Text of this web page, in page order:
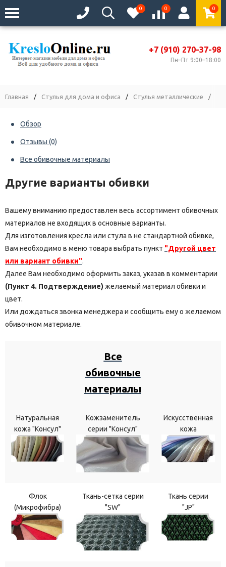
0 0 0
+7 (910) 270-37-98
Пн–Пт 9:00–18:00
Главная / Стулья для дома и офиса / Стулья металлические /
Обзор
Отзывы (0)
Все обивочные материалы
Другие варианты обивки
Вашему вниманию предоставлен весь ассортимент обивочных
материалов не входящих в основные варианты.
Для изготовления кресла или стула в не стандартной обивке,
Вам необходимо в меню товара выбрать пункт "Другой цвет
или вариант обивки".
Далее Вам необходимо оформить заказ, указав в комментарии
(Пункт 4. Подтверждение) желаемый материал обивки и
цвет.
Или дождаться звонка менеджера и сообщить ему о желаемом
обивочном материале.
Все
обивочные
материалы
Натуральная
кожа "Консул"
Кожзаменитель
серии "Консул"
Искусственная
кожа
Флок
(Микрофибра)
Ткань-сетка серии
"SW"
Ткань серии
"JP"